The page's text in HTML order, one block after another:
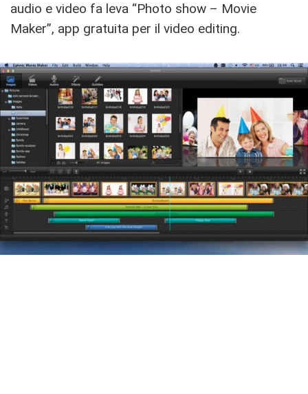
audio e video fa leva “Photo show – Movie
Maker”, app gratuita per il video editing.